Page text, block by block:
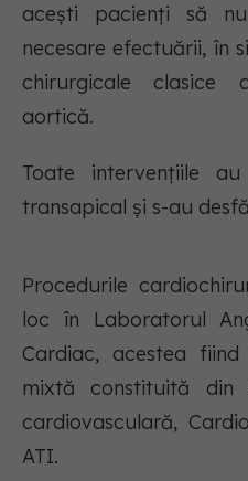
acești pacienți să
necesare efectuării, în
chirurgicale clasice
aortică.
Toate intervențiile
transapical și s-au
Procedurile
loc în Laboratorul
Cardiac, acestea
mixtă constituită din
cardiovasculară,
ATI.